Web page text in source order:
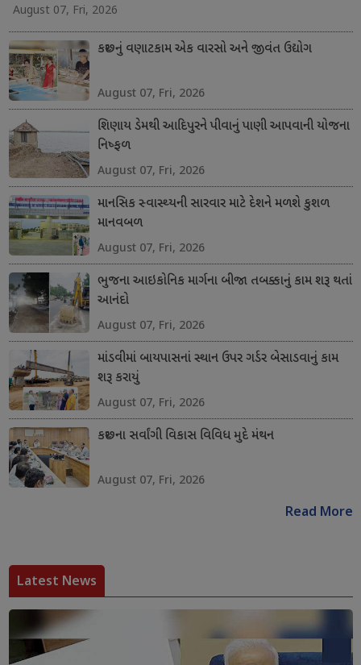
August 07, Fri, 2026
કચ્છનું વણાટકામ એક વારસો અને જીવંત ઉદ્યોગ
August 07, Fri, 2026
શિણાય ડેમથી આદિપુરને પીવાનું પાણી આપવાની યોજના
નિષ્ફળ
August 07, Fri, 2026
માનસિક સ્વાસ્થ્યની સારવાર માટે દેશને મળશે કુશળ
માનવબળ
August 07, Fri, 2026
ભુજના આઇકોનિક માર્ગના બીજા તબક્કાનું કામ શરૂ થતાં
આનંદો
August 07, Fri, 2026
માંડવીમાં બાયપાસનાં સ્થાન ઉપર ગર્ડર બેસાડવાનું કામ
શરૂ કરાયું
August 07, Fri, 2026
કચ્છના સર્વાંગી વિકાસ વિવિધ મુદે મંથન
August 07, Fri, 2026
Read More
Latest News